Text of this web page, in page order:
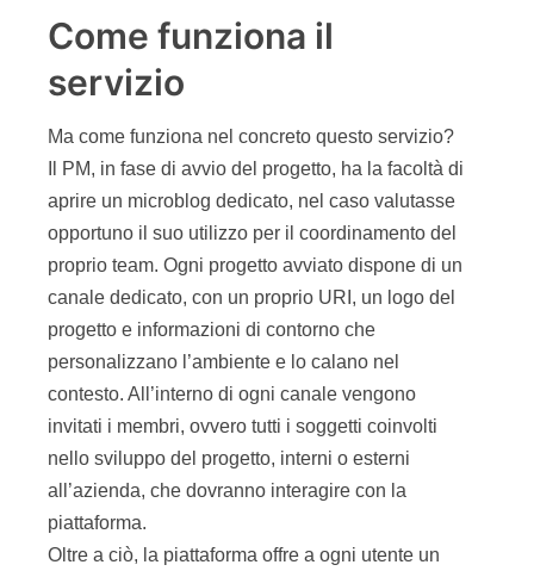
Come funziona il
servizio
Ma come funziona nel concreto questo servizio?
Il PM, in fase di avvio del progetto, ha la facoltà di
aprire un microblog dedicato, nel caso valutasse
opportuno il suo utilizzo per il coordinamento del
proprio team. Ogni progetto avviato dispone di un
canale dedicato, con un proprio URI, un logo del
progetto e informazioni di contorno che
personalizzano l’ambiente e lo calano nel
contesto. All’interno di ogni canale vengono
invitati i membri, ovvero tutti i soggetti coinvolti
nello sviluppo del progetto, interni o esterni
all’azienda, che dovranno interagire con la
piattaforma.
Oltre a ciò, la piattaforma offre a ogni utente un